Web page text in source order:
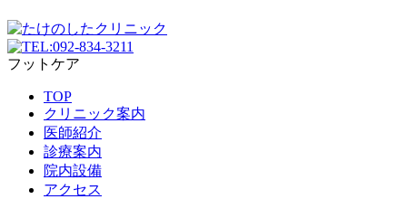
フットケア
TOP
クリニック案内
医師紹介
診療案内
院内設備
アクセス